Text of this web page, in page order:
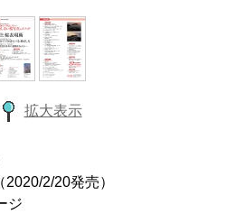
拡大表示
2/20発売）
ジ